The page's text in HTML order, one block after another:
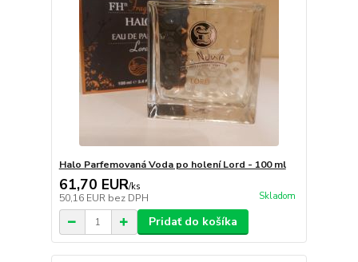
Halo Parfemovaná Voda po holení Lord - 100 ml
61,70 EUR/ks
50,16 EUR bez DPH Skladom
Pridať do košíka